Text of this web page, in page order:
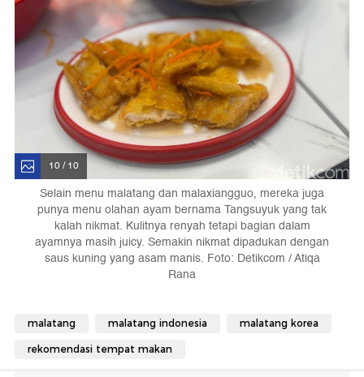
10 / 10
Selain menu malatang dan malaxiangguo, mereka juga
punya menu olahan ayam bernama Tangsuyuk yang tak
kalah nikmat. Kulitnya renyah tetapi bagian dalam
ayamnya masih juicy. Semakin nikmat dipadukan dengan
saus kuning yang asam manis. Foto: Detikcom / Atiqa
Rana
malatang malatang indonesia malatang korea
rekomendasi tempat makan